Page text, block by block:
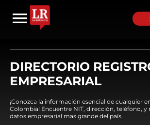
DIRECTORIO
EMPRESARIAL
¡Conozca la información esencial de cualquier
Colombia! Encuentre NIT, dirección, teléfono, y
datos empresarial mas grande del país.